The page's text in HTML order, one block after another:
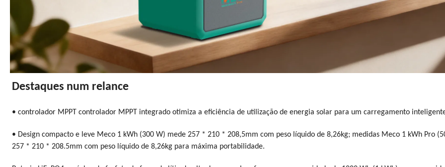
Destaques num relance
• controlador MPPT controlador MPPT integrado otimiza a eficiência de utilização de energia solar para um carregamento
• Design compacto e leve Meco 1 kWh (300 W) mede 257 * 210 * 208,5mm com peso líquido de 8,26kg; medidas Meco 1 kWh Pro
257 * 210 * 208.5mm com peso líquido de 8,26kg para máxima portabilidade.